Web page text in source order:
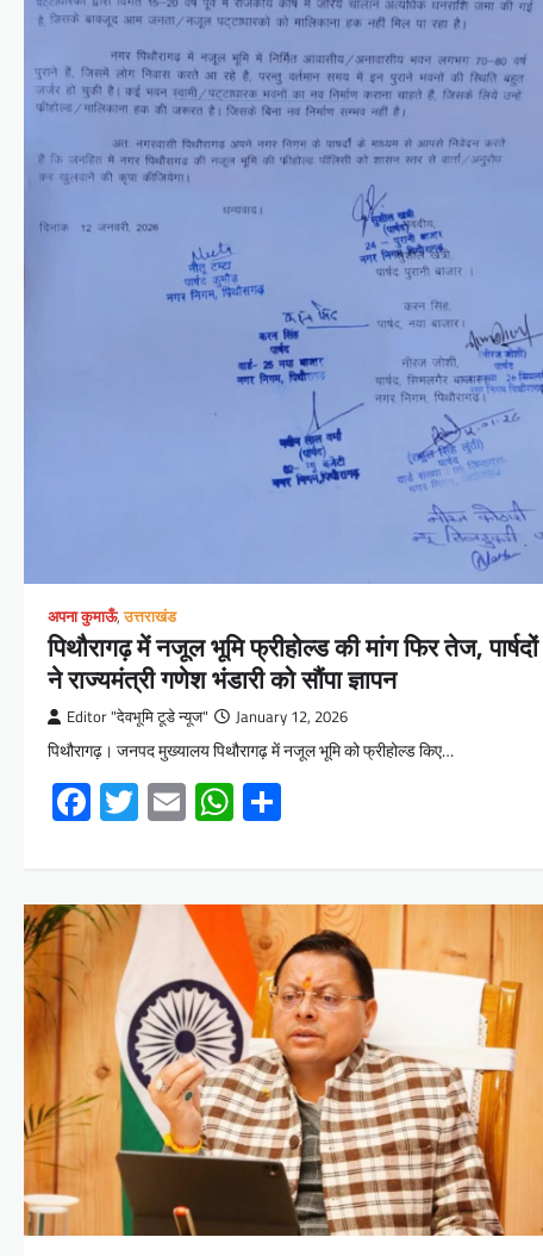
अपना कुमाऊँ,उत्तराखंड
पिथौरागढ़ में नजूल भूमि फ्रीहोल्ड की मांग फिर तेज, पार्षदों
ने राज्यमंत्री गणेश भंडारी को सौंपा ज्ञापन
Editor "देवभूमि टूडे न्यूज" January 12, 2026
पिथौरागढ़। जनपद मुख्यालय पिथौरागढ़ में नजूल भूमि को फ्रीहोल्ड किए…
Facebook
Twitter
EmailWhatsApp